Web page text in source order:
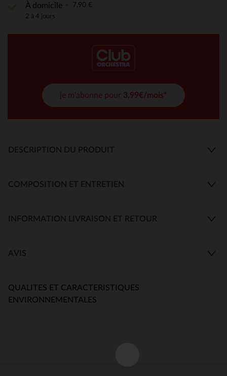
À domicile 7,90 €
2 à 4 jours
je m'abonne pour 3,99€/mois*
DESCRIPTION DU PRODUIT
COMPOSITION ET ENTRETIEN
INFORMATION LIVRAISON ET RETOUR
AVIS
QUALITES ET CARACTERISTIQUES
ENVIRONNEMENTALES